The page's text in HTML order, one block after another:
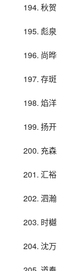
194. 秋贺
195. 彪泉
196. 尚晔
197. 存斑
198. 焰洋
199. 扬开
200. 充森
201. 汇裕
202. 泗瀚
203. 时樾
204. 沈万